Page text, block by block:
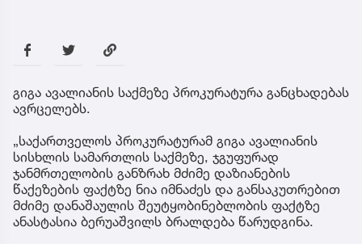
გიგა ავალიანის საქმეზე პროკურატურა განცხადებას
ავრცელებს.
„საქართველოს პროკურატურამ გიგა ავალიანის
სისხლის სამართლის საქმეზე, ჯგუფურად
ჯანმრთელობის განზრახ მძიმე დაზიანების
წაქეზების ფაქტზე ნია იმნაძეს და განსაკუთრებით
მძიმე დანაშაულის შეუტყობინებლობის ფაქტზე
ანასტასია ბერუაშვილს ბრალდება წარუდგინა.